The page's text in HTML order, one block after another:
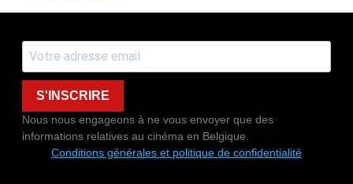
S'INSCRIRE
Nous nous engageons à ne vous envoyer que des
informations relatives au cinéma en Belgique.
Conditions générales et politique de confidentialité